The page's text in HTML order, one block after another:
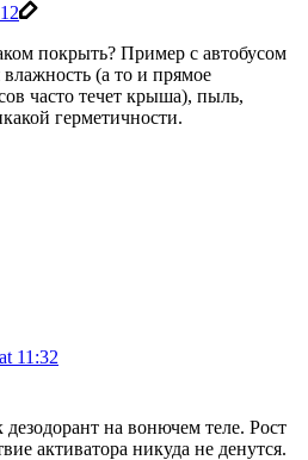
покрыть? Пример с автобусом
(а то и прямое
часто течет крыша), пыль,
герметичности.
11:32
дезодорант на вонючем теле. Рост
активатора никуда не денутся.